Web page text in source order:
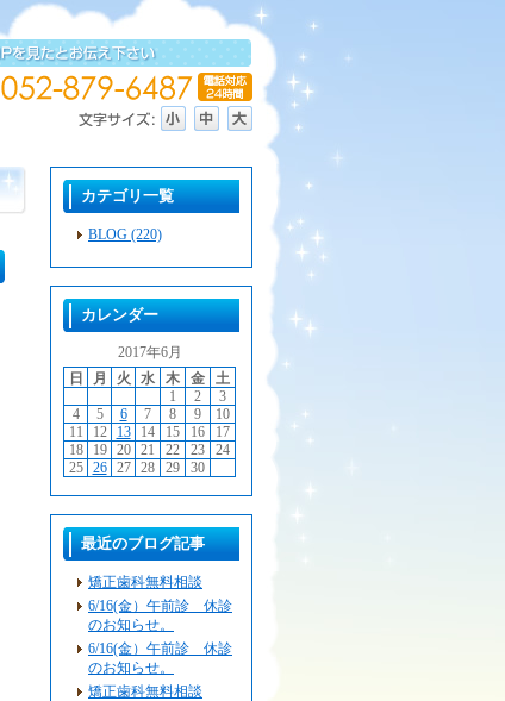
カテゴリ一覧
BLOG (220)
カレンダー
2017年6月
日
月 火 水 木 金
土
1
2
3
4
5 6 7 8 9
10
11
12 13 14 15 16
17
18
19 20 21 22 23
24
25
26 27 28 29 30
最近のブログ記事
矯正歯科無料相談
6/16(金）午前診 休診
のお知らせ。
6/16(金）午前診 休診
のお知らせ。
矯正歯科無料相談